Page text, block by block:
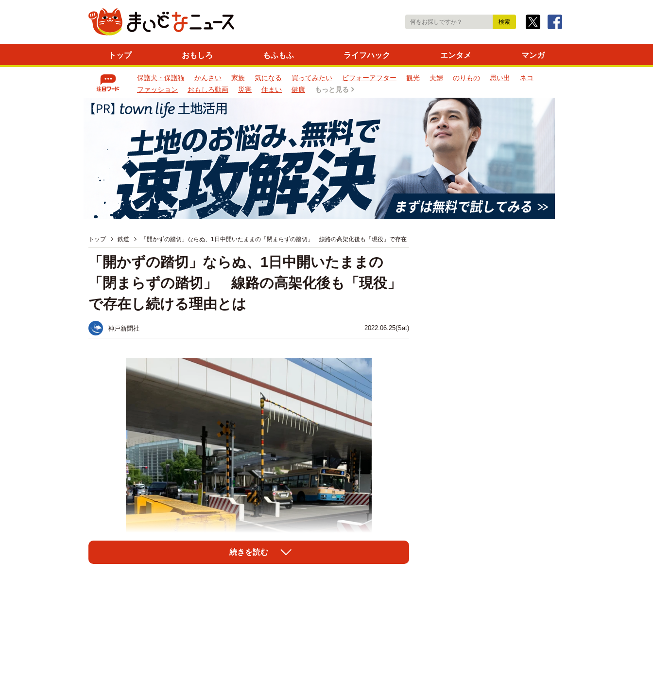
トップ おもしろ もふもふ ライフハック エンタメ マンガ
保護犬・保護猫 かんさい 家族 気になる 買ってみたい ビフォーアフター 観光 夫婦 のりもの 思い出
ネコ
ファッション
おもしろ動画 災害 住まい 健康 もっと見る
トップ 鉄道 「開かずの踏切」ならぬ、1日中開いたままの「閉まらずの踏切」 線路の高架化後も「現役」で存在
2022.06.25(Sat)
「開かずの踏切」ならぬ、1日中開いたままの
「閉まらずの踏切」 線路の高架化後も「現役」
で存在し続ける理由とは
神戸新聞社
続きを読む